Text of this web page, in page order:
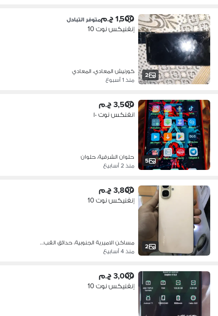
2
1,500 ج.م متوفر التبادل
إنفنيكس نوت 10
كورنيش المعادي، المعادي
منذ 1 أسبوع
5
3,500 ج.م
انفنكس نوت ١٠
حلوان الشرقية، حلوان
منذ 2 أسابيع
2
3,800 ج.م
إنفنيكس نوت 10
مساكن الاميرية الجنوبية، حدائق القب…
منذ 4 أسابيع
3,000 ج.م
إنفنيكس نوت 10